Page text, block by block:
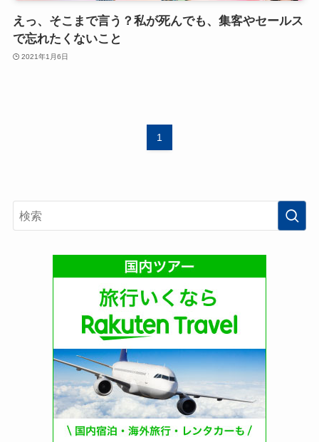
えっ、そこまで言う？私が死んでも、集客やセールス
で忘れたくないこと
2021年1月6日
1